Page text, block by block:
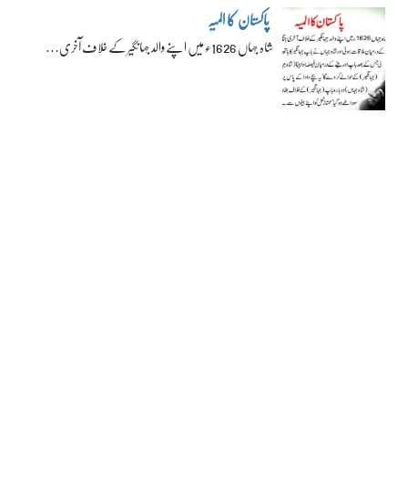
پاکستان کا المیہ
شاہ جہاں 1626ء میں اپنے والد جہانگیر کے خلاف آخری…